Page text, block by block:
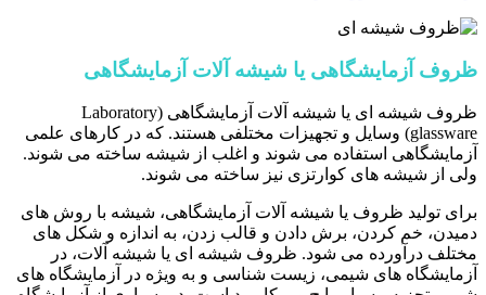
ظروف آزمایشگاهی یا شیشه آلات آزمایشگاهی
ظروف شیشه ای یا شیشه آلات آزمایشگاهی (Laboratory
glassware) وسایل و تجهیزات مختلفی هستند. که در کارهای علمی
آزمایشگاهی استفاده می شوند و اغلب از شیشه ساخته می شوند.
ولی از شیشه های کوارتزی نیز ساخته می شوند.
برای تولید ظروف یا شیشه آلات آزمایشگاهی، شیشه با روش های
دمیدن، خم کردن، برش دادن و قالب زدن، به اندازه و شکل های
مختلف درآورده می شود. ظروف شیشه ای یا شیشه آلات، در
آزمایشگاه های شیمی، زیست شناسی و به ویژه در آزمایشگاه های